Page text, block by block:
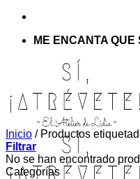
ME ENCANTA
Inicio /Productos
Filtrar
No se han encontrado
Categorías